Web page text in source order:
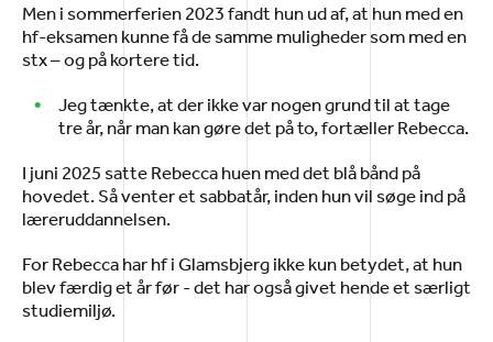
Men i sommerferien 2023 fandt hun ud af, at hun med en
hf-eksamen kunne få de samme muligheder som med en
stx – og på kortere tid.
Jeg tænkte, at der ikke var nogen grund til at tage
tre år, når man kan gøre det på to, fortæller Rebecca.
I juni 2025 satte Rebecca huen med det blå bånd på
hovedet. Så venter et sabbatår, inden hun vil søge ind på
læreruddannelsen.
For Rebecca har hf i Glamsbjerg ikke kun betydet, at hun
blev færdig et år før - det har også givet hende et særligt
studiemiljø.